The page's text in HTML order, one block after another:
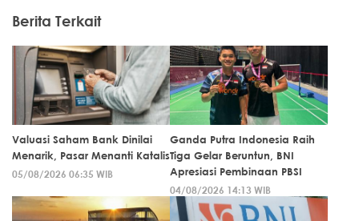
Berita Terkait
Valuasi Saham Bank Dinilai
Menarik, Pasar Menanti Katalis
05/08/2026 06:35 WIB
Ganda Putra Indonesia Raih
Tiga Gelar Beruntun, BNI
Apresiasi Pembinaan PBSI
04/08/2026 14:13 WIB